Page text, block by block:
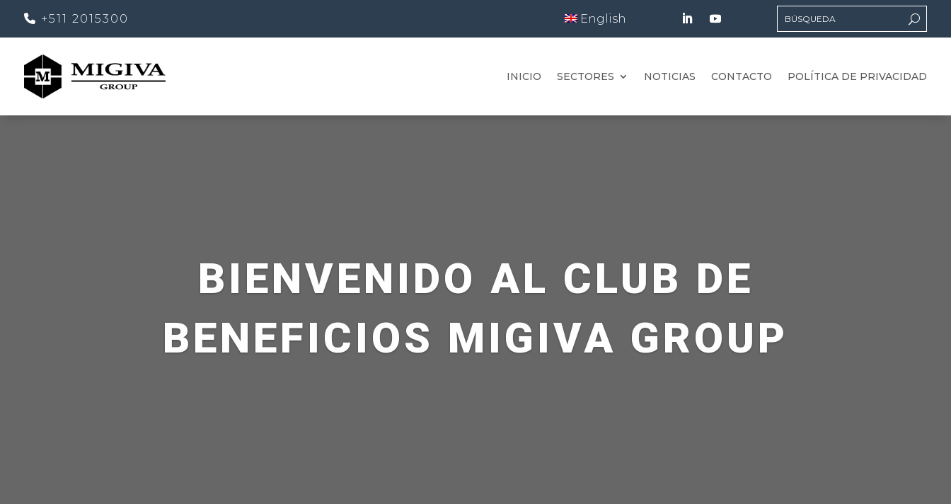
+511 2015300 English
INICIO SECTORES NOTICIAS CONTACTO POLÍTICA DE PRIVACIDAD
BIENVENIDO AL CLUB DE
BENEFICIOS MIGIVA GROUP